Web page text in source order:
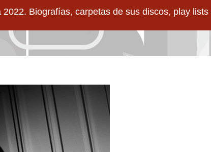
Biografías, carpetas de sus discos, play